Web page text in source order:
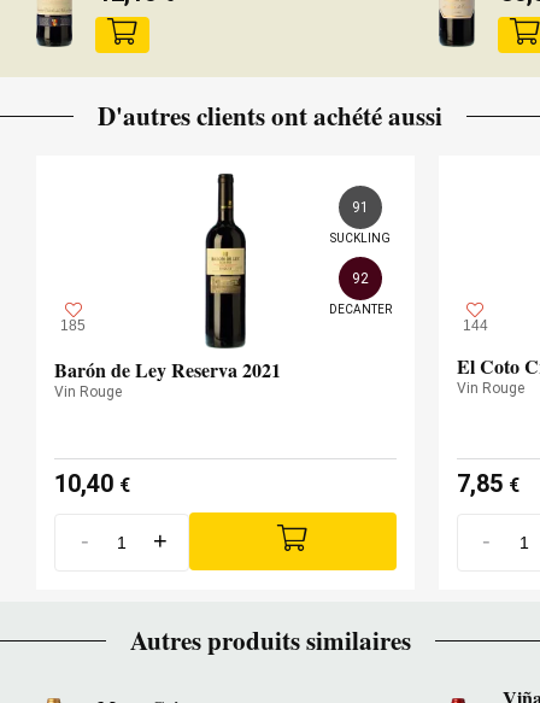
D'autres clients ont achété aussi
185
91
SUCKLING
92
DECANTER
Barón de Ley Reserva 2021
Vin Rouge
10,40 €
- +
144
El Coto
Vin Rouge
7,85 €
-
Autres produits similaires